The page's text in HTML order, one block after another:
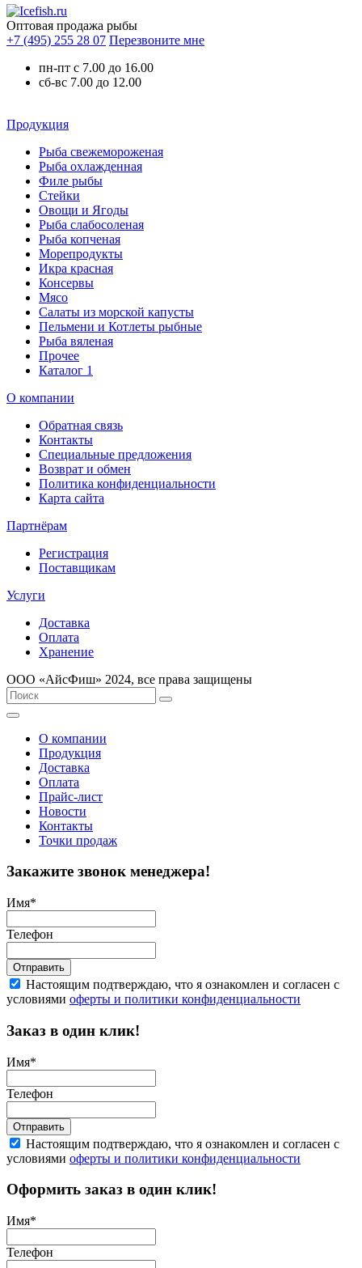
Оптовая продажа рыбы
+7 (495) 255 28 07 Перезвоните мне
пн-пт с 7.00 до 16.00
сб-вс 7.00 до 12.00
Продукция
Рыба свежемороженая
Рыба охлажденная
Филе рыбы
Стейки
Овощи и Ягоды
Рыба слабосоленая
Рыба копченая
Морепродукты
Икра красная
Консервы
Мясо
Салаты из морской капусты
Пельмени и Котлеты рыбные
Рыба вяленая
Прочее
Каталог 1
О компании
Обратная связь
Контакты
Специальные предложения
Возврат и обмен
Политика конфиденциальности
Карта сайта
Партнёрам
Регистрация
Поставщикам
Услуги
Доставка
Оплата
Хранение
ООО «AйсФиш» 2024, все права защищены
О компании
Продукция
Доставка
Оплата
Прайс-лист
Новости
Контакты
Точки продаж
Закажите звонок менеджера!
Имя*
Телефон
Отправить
Настоящим подтверждаю, что я ознакомлен и согласен с
условиями оферты и политики конфиденциальности
Заказ в один клик!
Имя*
Телефон
Отправить
Настоящим подтверждаю, что я ознакомлен и согласен с
условиями оферты и политики конфиденциальности
Оформить заказ в один клик!
Имя*
Телефон